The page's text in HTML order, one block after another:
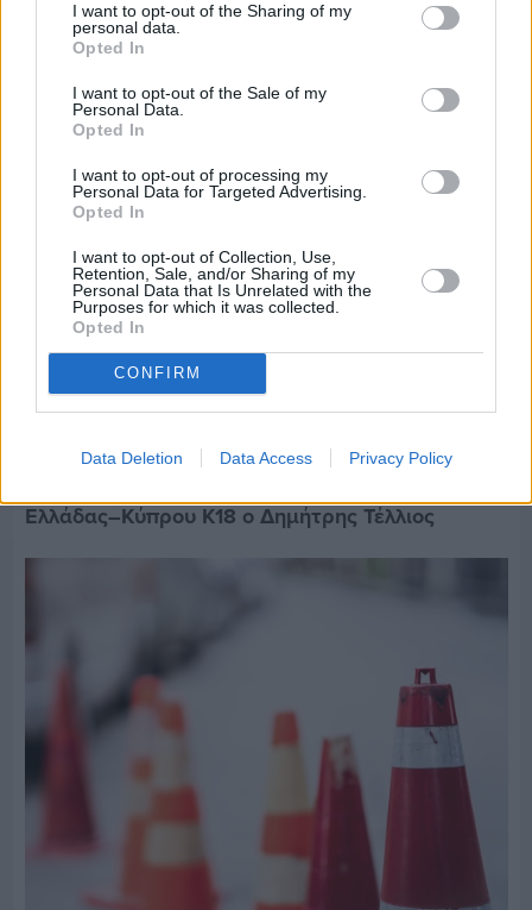
I want to opt-out of the Sharing of my
personal data.
Opted In
I want to opt-out of the Sale of my
Personal Data.
Opted In
I want to opt-out of processing my
Personal Data for Targeted Advertising.
Opted In
I want to opt-out of Collection, Use,
Retention, Sale, and/or Sharing of my
Personal Data that Is Unrelated with the
Purposes for which it was collected.
Opted In
CONFIRM
Data Deletion Data Access Privacy Policy
Μία μικρή αλλά αναγκαία ανάπαυλα για την
ομάδα του «Πολίτη»
Πριν 8 ημέρες
Ελλάδας–Κύπρου Κ18 ο Δημήτρης Τέλλιος